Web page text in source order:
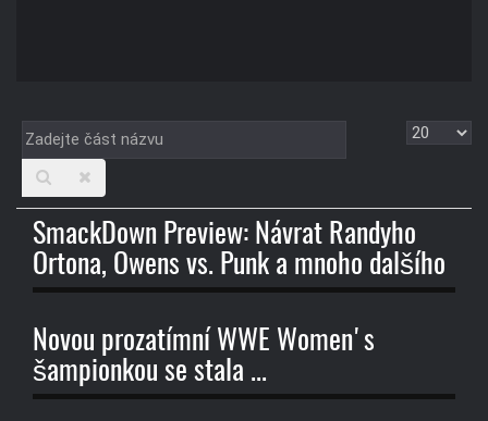
Zadejte
část
názvu
Zobrazit
SmackDown Preview: Návrat Randyho
Ortona, Owens vs. Punk a mnoho dalšího
Novou prozatímní WWE Women's
šampionkou se stala ...